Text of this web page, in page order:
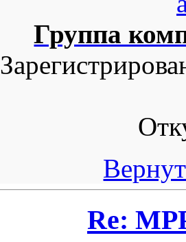
Группа
Re: